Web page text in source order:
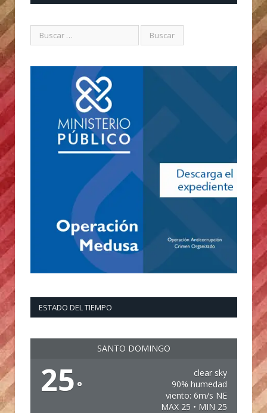
ESTADO DEL TIEMPO
SANTO DOMINGO
25 °
clear sky
90% humedad
viento: 6m/s NE
MAX 25 • MIN 25